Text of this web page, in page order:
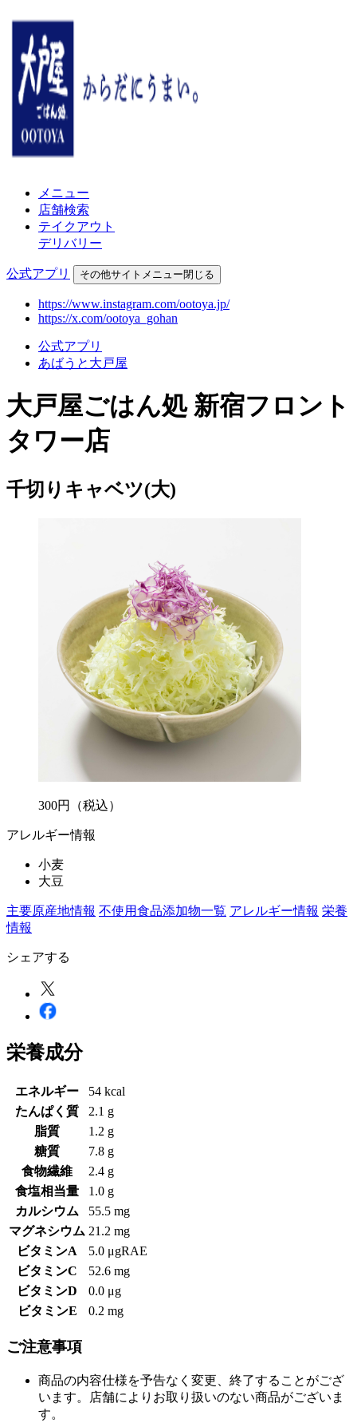
メニュー
店舗検索
テイクアウト
デリバリー
公式アプリ その他サイトメニュー閉じる
https://www.instagram.com/ootoya.jp/
https://x.com/ootoya_gohan
公式アプリ
あばうと大戸屋
大戸屋ごはん処 新宿フロント
タワー店
千切りキャベツ(大)
300円 （税込）
アレルギー情報
小麦
大豆
主要原産地情報 不使用食品添加物一覧 アレルギー情報 栄養
情報
シェアする
栄養成分
エネルギー
54 kcal
たんぱく質
2.1 g
脂質
1.2 g
糖質
7.8 g
食物繊維
2.4 g
食塩相当量
1.0 g
カルシウム
55.5 mg
マグネシウム 21.2 mg
ビタミンA
5.0 μgRAE
ビタミンC
52.6 mg
ビタミンD
0.0 μg
ビタミンE
0.2 mg
ご注意事項
商品の内容仕様を予告なく変更、終了することがござ
います。店舗によりお取り扱いのない商品がございま
す。